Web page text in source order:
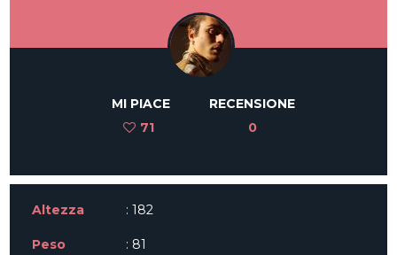
MI PIACE
71
RECENSIONE
0
Altezza : 182
Peso : 81